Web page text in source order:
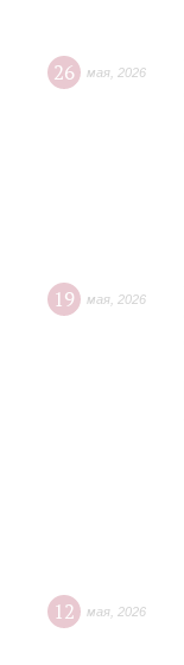
26 мая 2026
19 мая 2026
12 мая 2026